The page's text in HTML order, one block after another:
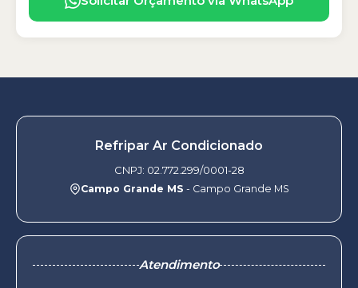
Refripar Ar Condicionado
CNPJ: 02.772.299/0001-28
Campo Grande MS - Campo Grande MS
Atendimento